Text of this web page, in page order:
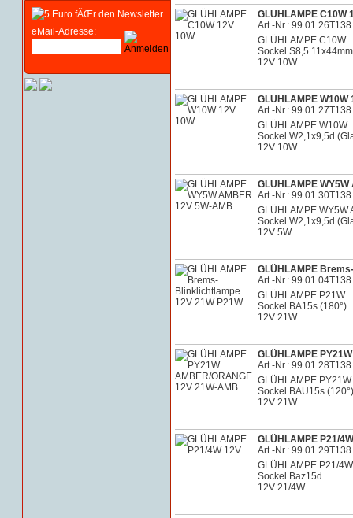
eMail-Adresse:
GLÜHLAMPE C10W
Art.-Nr.: 99 01 26T138
GLÜHLAMPE C10W
Sockel S8,5 11x44mm
12V 10W
GLÜHLAMPE W10W
Art.-Nr.: 99 01 27T138
GLÜHLAMPE W10W
Sockel W2,1x9,5d
12V 10W
GLÜHLAMPE
Art.-Nr.: 99 01 30T138
GLÜHLAMPE WY5W
Sockel W2,1x9,5d
12V 5W
GLÜHLAMPE
Art.-Nr.: 99 01 04T138
GLÜHLAMPE P21W
Sockel BA15s (180°)
12V 21W
GLÜHLAMPE
Art.-Nr.: 99 01 28T138
GLÜHLAMPE PY21W
Sockel BAU15s (120°)
12V 21W
GLÜHLAMPE P21/
Art.-Nr.: 99 01 29T138
GLÜHLAMPE P21/4W
Sockel Baz15d
12V 21/4W